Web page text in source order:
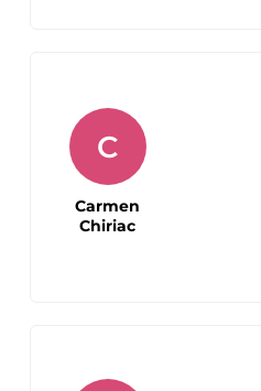
C
Carmen
Chiriac